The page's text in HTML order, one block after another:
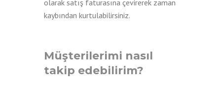
olarak satış faturasına çevirerek zaman
kaybından kurtulabilirsiniz.
Müşterilerimi nasıl
takip edebilirim?